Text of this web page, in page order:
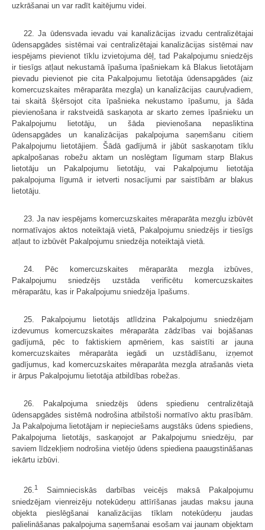
uzkrāšanai un var radīt kaitējumu videi.
22. Ja ūdensvada ievadu vai kanalizācijas izvadu centralizētajai
ūdensapgādes sistēmai vai centralizētajai kanalizācijas sistēmai nav
iespējams pievienot tīklu izvietojuma dēļ, tad Pakalpojumu sniedzējs
ir tiesīgs atļaut nekustamā īpašuma īpašniekam kā Blakus lietotājam
pievadu pievienot pie cita Pakalpojumu lietotāja ūdensapgādes (aiz
komercuzskaites mēraparāta mezgla) un kanalizācijas cauruļvadiem,
tai skaitā šķērsojot cita īpašnieka nekustamo īpašumu, ja šāda
pievienošana ir rakstveidā saskaņota ar skarto zemes īpašnieku un
Pakalpojumu lietotāju, un šāda pievienošana nepasliktina
ūdensapgādes un kanalizācijas pakalpojuma saņemšanu citiem
Pakalpojumu lietotājiem. Šādā gadījumā ir jābūt saskaņotam tīklu
apkalpošanas robežu aktam un noslēgtam līgumam starp Blakus
lietotāju un Pakalpojumu lietotāju, vai Pakalpojumu lietotāja
pakalpojuma līgumā ir ietverti nosacījumi par saistībām ar blakus
lietotāju.
23. Ja nav iespējams komercuzskaites mēraparāta mezglu izbūvēt
normatīvajos aktos noteiktajā vietā, Pakalpojumu sniedzējs ir tiesīgs
atļaut to izbūvēt Pakalpojumu sniedzēja noteiktajā vietā.
24. Pēc komercuzskaites mēraparāta mezgla izbūves,
Pakalpojumu sniedzējs uzstāda verificētu komercuzskaites
mēraparātu, kas ir Pakalpojumu sniedzēja īpašums.
25. Pakalpojumu lietotājs atlīdzina Pakalpojumu sniedzējam
izdevumus komercuzskaites mēraparāta zādzības vai bojāšanas
gadījumā, pēc to faktiskiem apmēriem, kas saistīti ar jauna
komercuzskaites mēraparāta iegādi un uzstādīšanu, izņemot
gadījumus, kad komercuzskaites mēraparāta mezgla atrašanās vieta
ir ārpus Pakalpojumu lietotāja atbildības robežas.
26. Pakalpojuma sniedzējs ūdens spiedienu centralizētajā
ūdensapgādes sistēmā nodrošina atbilstoši normatīvo aktu prasībām.
Ja Pakalpojuma lietotājam ir nepieciešams augstāks ūdens spiediens,
Pakalpojuma lietotājs, saskaņojot ar Pakalpojumu sniedzēju, par
saviem līdzekļiem nodrošina vietējo ūdens spiediena paaugstināšanas
iekārtu izbūvi.
26.1
Saimnieciskās darbības veicējs maksā Pakalpojumu
sniedzējam vienreizēju notekūdeņu attīrīšanas jaudas maksu jauna
objekta pieslēgšanai kanalizācijas tīklam notekūdeņu jaudas
palielināšanas pakalpojuma saņemšanai esošam vai jaunam objektam